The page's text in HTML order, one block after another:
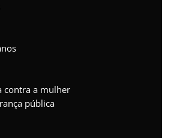
contra a mulher
pública